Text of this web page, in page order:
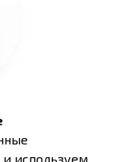
используем